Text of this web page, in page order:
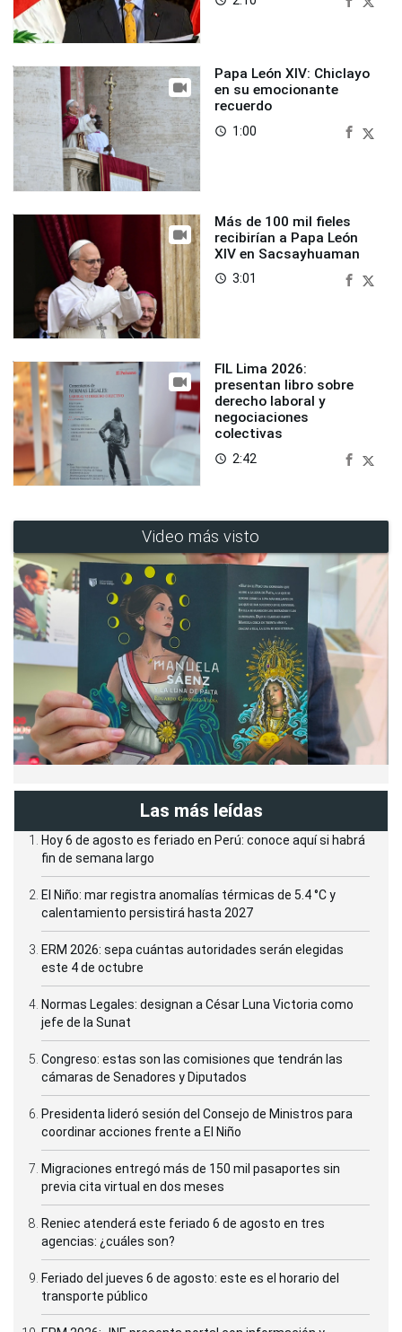
Papa León XIV: Chiclayo
en su emocionante
recuerdo
access_time 1:00
Más de 100 mil fieles
recibirían a Papa León
XIV en Sacsayhuaman
access_time 3:01
FIL Lima 2026:
presentan libro sobre
derecho laboral y
negociaciones
colectivas
access_time 2:42
Video más visto
Las más leídas
Hoy 6 de agosto es feriado en Perú: conoce aquí si habrá
fin de semana largo
El Niño: mar registra anomalías térmicas de 5.4 °C y
calentamiento persistirá hasta 2027
ERM 2026: sepa cuántas autoridades serán elegidas
este 4 de octubre
Normas Legales: designan a César Luna Victoria como
jefe de la Sunat
Congreso: estas son las comisiones que tendrán las
cámaras de Senadores y Diputados
Presidenta lideró sesión del Consejo de Ministros para
coordinar acciones frente a El Niño
Migraciones entregó más de 150 mil pasaportes sin
previa cita virtual en dos meses
Reniec atenderá este feriado 6 de agosto en tres
agencias: ¿cuáles son?
Feriado del jueves 6 de agosto: este es el horario del
transporte público